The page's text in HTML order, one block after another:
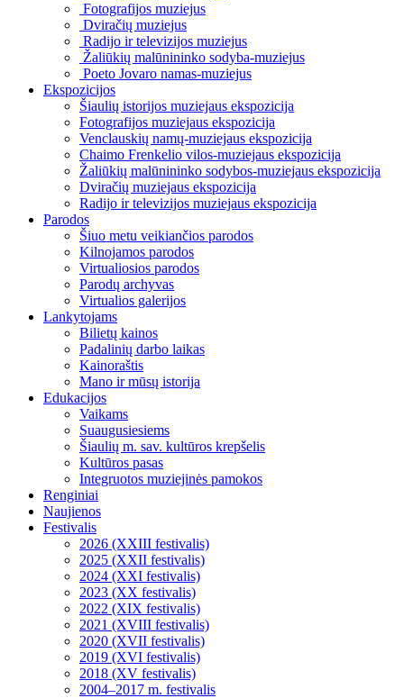
Fotografijos muziejus
Dviračių muziejus
Radijo ir televizijos muziejus
Žaliūkių malūnininko sodyba-muziejus
Poeto Jovaro namas-muziejus
Ekspozicijos
Šiaulių istorijos muziejaus ekspozicija
Fotografijos muziejaus ekspozicija
Venclauskių namų-muziejaus ekspozicija
Chaimo Frenkelio vilos-muziejaus ekspozicija
Žaliūkių malūnininko sodybos-muziejaus ekspozicija
Dviračių muziejaus ekspozicija
Radijo ir televizijos muziejaus ekspozicija
Parodos
Šiuo metu veikiančios parodos
Kilnojamos parodos
Virtualiosios parodos
Parodų archyvas
Virtualios galerijos
Lankytojams
Bilietų kainos
Padalinių darbo laikas
Kainoraštis
Mano ir mūsų istorija
Edukacijos
Vaikams
Suaugusiesiems
Šiaulių m. sav. kultūros krepšelis
Kultūros pasas
Integruotos muziejinės pamokos
Renginiai
Naujienos
Festivalis
2026 (XXIII festivalis)
2025 (XXII festivalis)
2024 (XXI festivalis)
2023 (XX festivalis)
2022 (XIX festivalis)
2021 (XVIII festivalis)
2020 (XVII festivalis)
2019 (XVI festivalis)
2018 (XV festivalis)
2004–2017 m. festivalis